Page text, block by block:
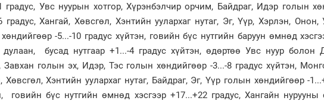
градус, Увс нуурын хотгор, Хүрэнбэлчир орчим, Байдраг, Идэр голын
градус, Хангай, Хөвсгөл, Хэнтийн уулархаг нутаг, Эг, Үүр, Хэрлэн, Онон,
-5...-10 градус хүйтэн, говийн бүс нутгийн баруун өмнөд
дулаан, бусад нутгаар +1...-4 градус хүйтэн, өдөртөө Увс нуур болон
Завхан голын эх, Идэр, Тэс голын хөндийгөөр -3...-8 градус хүйтэн,
Хөвсгөл, Хэнтийн уулархаг нутаг, Байдраг, Эг, Үүр голын хөндийгөөр -
говийн бүс нутгийн өмнөд хэсгээр +17...+22 градус, Хангайн нурууны